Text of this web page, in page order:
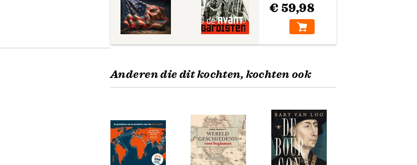
€ 59,98
Anderen die dit kochten, kochten ook